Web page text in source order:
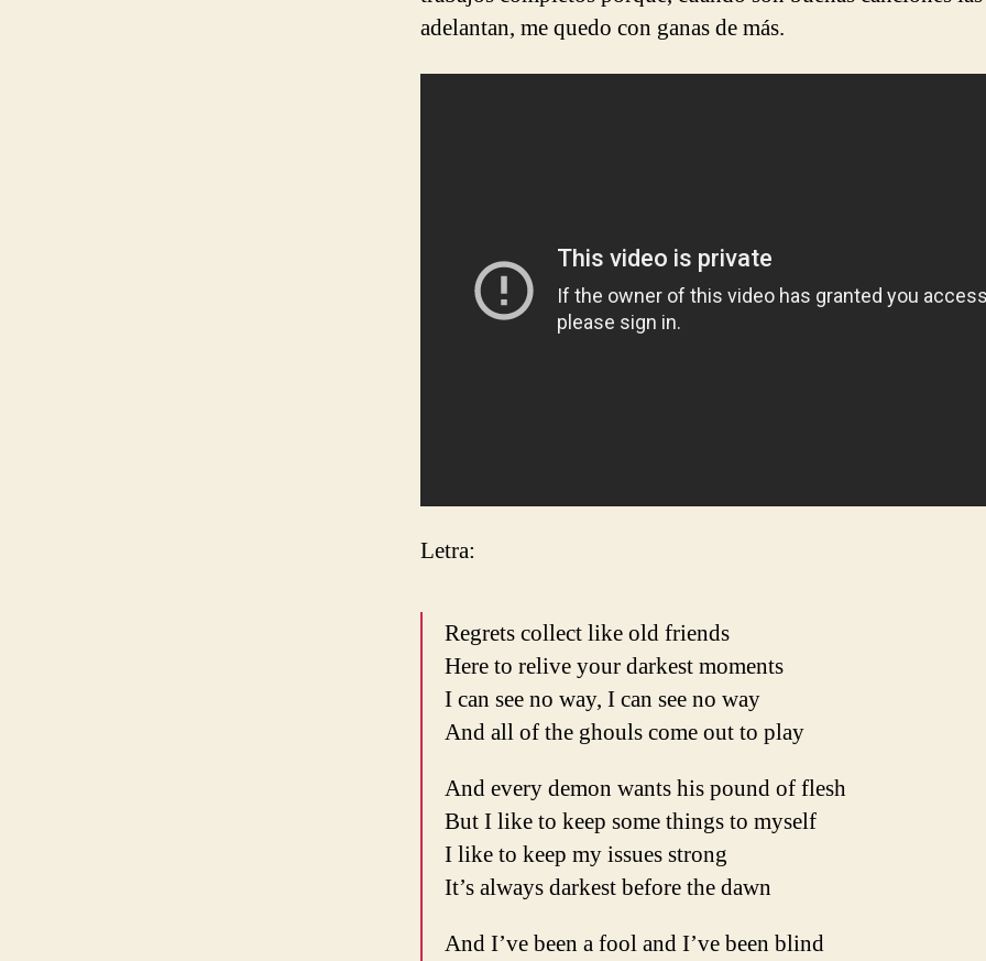
adelantan, me quedo con ganas de más.
Letra:
Regrets collect like old friends
Here to relive your darkest moments
I can see no way, I can see no way
And all of the ghouls come out to play
And every demon wants his pound of flesh
But I like to keep some things to myself
I like to keep my issues strong
It’s always darkest before the dawn
And I’ve been a fool and I’ve been blind